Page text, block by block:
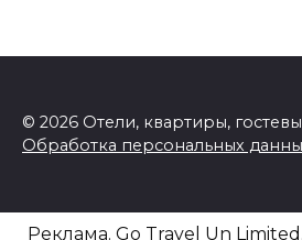
© 2026 Отели, квартиры,
Обработка персональных
Реклама. Go Travel Un